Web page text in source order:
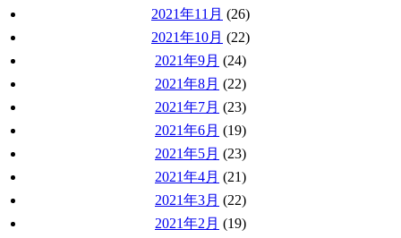
2021年11月 (26)
2021年10月 (22)
2021年9月 (24)
2021年8月 (22)
2021年7月 (23)
2021年6月 (19)
2021年5月 (23)
2021年4月 (21)
2021年3月 (22)
2021年2月 (19)